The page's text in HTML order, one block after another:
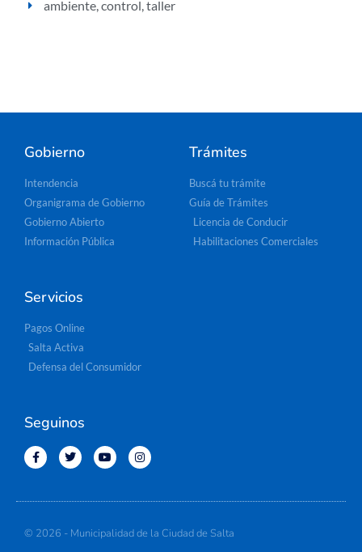
ambiente control taller
Gobierno
Intendencia
Organigrama de Gobierno
Gobierno Abierto
Información Pública
Trámites
Buscá tu trámite
Guía de Trámites
Licencia de Conducir
Habilitaciones Comerciales
Servicios
Pagos Online
Salta Activa
Defensa del Consumidor
Seguinos
© 2026 - Municipalidad de la Ciudad de Salta